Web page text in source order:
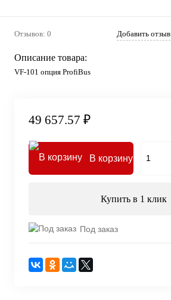
Отзывов: 0 Добавить отзыв
Описание товара:
VF-101 опция ProfiBus
49 657.57 ₽
В корзину
Купить в 1 клик
Под заказ